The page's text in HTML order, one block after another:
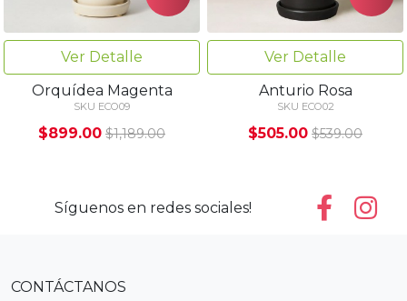
Ver Detalle
Orquídea Magenta
SKU ECO09
$899.00 $1,189.00
Ver Detalle
Anturio Rosa
SKU ECO02
$505.00 $539.00
Síguenos en redes sociales!
CONTÁCTANOS